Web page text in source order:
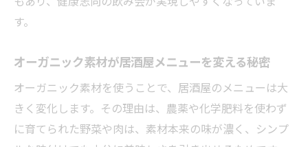
す。
オーガニック素材が居酒屋メニューを変える秘密
オーガニック素材を使うことで、居酒屋のメニューは大
きく変化します。その理由は、農薬や化学肥料を使わず
に育てられた野菜や肉は、素材本来の味が濃く、シンプ